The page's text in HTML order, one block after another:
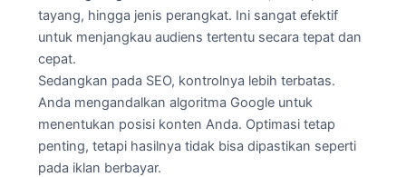
tayang, hingga jenis perangkat. Ini sangat efektif
untuk menjangkau audiens tertentu secara tepat dan
cepat.
Sedangkan pada SEO, kontrolnya lebih terbatas.
Anda mengandalkan algoritma Google untuk
menentukan posisi konten Anda. Optimasi tetap
penting, tetapi hasilnya tidak bisa dipastikan seperti
pada iklan berbayar.